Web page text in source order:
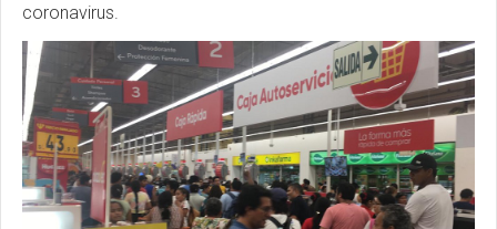
coronavirus.